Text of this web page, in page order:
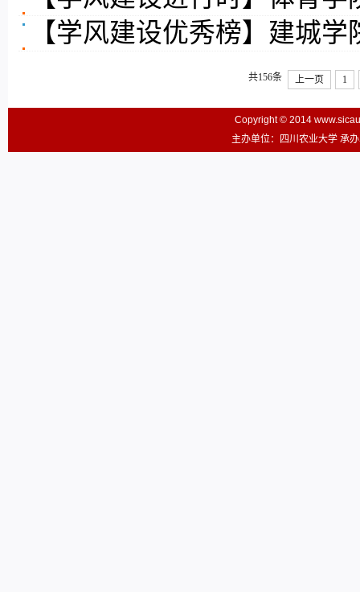
【学风建设优秀榜】建城
共156条 上一页 1
Copyright © 2014
主办单位：四川农业大学 承